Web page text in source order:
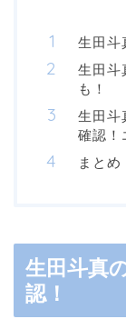
生田斗
生田斗
も！
生田斗
確認！
まとめ
生田斗真
認！